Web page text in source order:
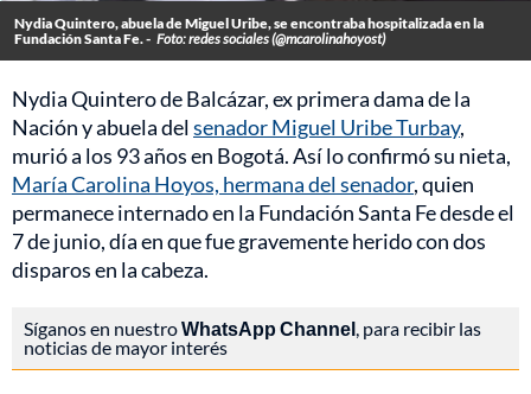
Nydia Quintero, abuela de Miguel Uribe, se encontraba hospitalizada en la
Fundación Santa Fe. - Foto: redes sociales (@mcarolinahoyost)
Nydia Quintero de Balcázar, ex primera dama de la
Nación y abuela delsenador Miguel Uribe Turbay,
murió a los 93 años en Bogotá. Así lo confirmó su nieta,
María Carolina Hoyos, hermana del senador, quien
permanece internado en la Fundación Santa Fe desde el
7 de junio, día en que fue gravemente herido con dos
disparos en la cabeza.
Síganos en nuestroWhatsApp Channel, para recibir las
noticias de mayor interés